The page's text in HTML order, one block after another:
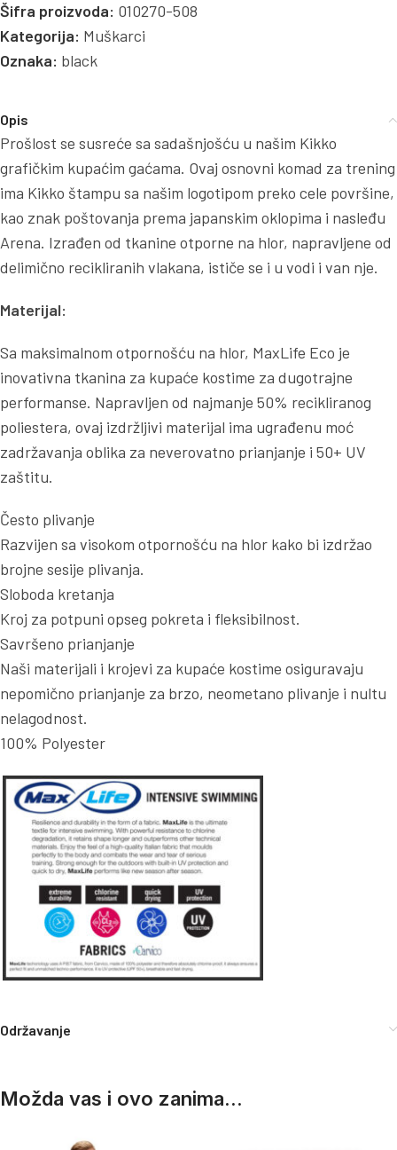
Šifra proizvoda: 010270-508
Kategorija: Muškarci
Oznaka: black
Opis
Prošlost se susreće sa sadašnjošću u našim Kikko
grafičkim kupaćim gaćama. Ovaj osnovni komad za trening
ima Kikko štampu sa našim logotipom preko cele površine,
kao znak poštovanja prema japanskim oklopima i nasleđu
Arena. Izrađen od tkanine otporne na hlor, napravljene od
delimično recikliranih vlakana, ističe se i u vodi i van nje.
Materijal:
Sa maksimalnom otpornošću na hlor, MaxLife Eco je
inovativna tkanina za kupaće kostime za dugotrajne
performanse. Napravljen od najmanje 50% recikliranog
poliestera, ovaj izdržljivi materijal ima ugrađenu moć
zadržavanja oblika za neverovatno prianjanje i 50+ UV
zaštitu.
Često plivanje
Razvijen sa visokom otpornošću na hlor kako bi izdržao
brojne sesije plivanja.
Sloboda kretanja
Kroj za potpuni opseg pokreta i fleksibilnost.
Savršeno prianjanje
Naši materijali i krojevi za kupaće kostime osiguravaju
nepomično prianjanje za brzo, neometano plivanje i nultu
nelagodnost.
100% Polyester
Održavanje
Možda vas i ovo zanima...